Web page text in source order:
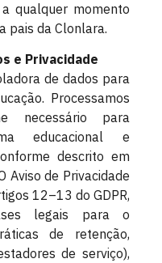
qualquer momento
pais da Clonlara.
e Privacidade
de dados para
Processamos
necessário para
educacional e
descrito em
Aviso de Privacidade
12–13 do GDPR,
legais para o
de retenção,
de serviço),